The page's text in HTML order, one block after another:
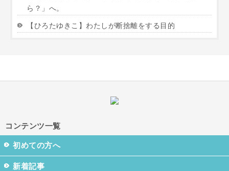
ら？」へ。
【ひろたゆきこ】わたしが断捨離をする目的
コンテンツ一覧
初めての方へ
新着記事